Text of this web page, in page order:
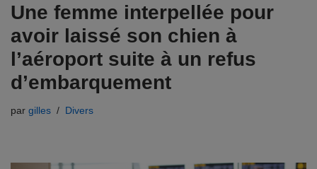
Une femme interpellée pour
avoir laissé son chien à
l’aéroport suite à un refus
d’embarquement
par gilles Divers